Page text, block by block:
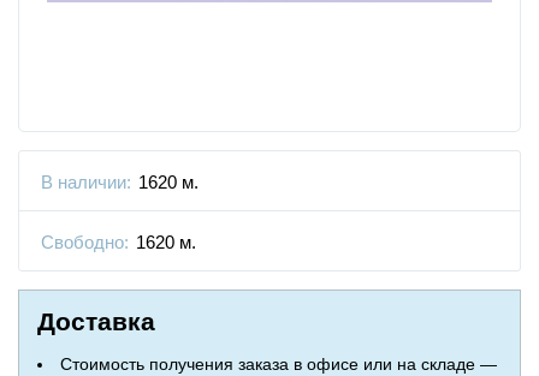
В наличии: 1620 м.
Свободно: 1620 м.
Доставка
Стоимость получения заказа в офисе или на складе —